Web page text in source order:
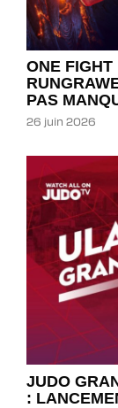
ONE
PAS
26 juin 2026
JUDO
: